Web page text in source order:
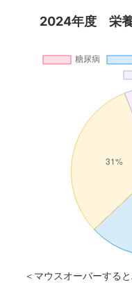
2024年度 栄養
＜マウスオーバーする